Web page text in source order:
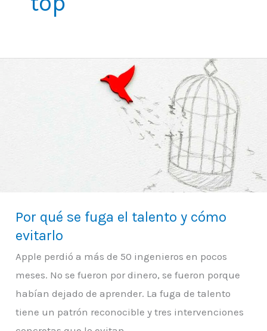
Por qué se fuga el talento y cómo
evitarlo
Apple perdió a más de 50 ingenieros en pocos
meses. No se fueron por dinero, se fueron porque
habían dejado de aprender. La fuga de talento
tiene un patrón reconocible y tres intervenciones
evitarlo